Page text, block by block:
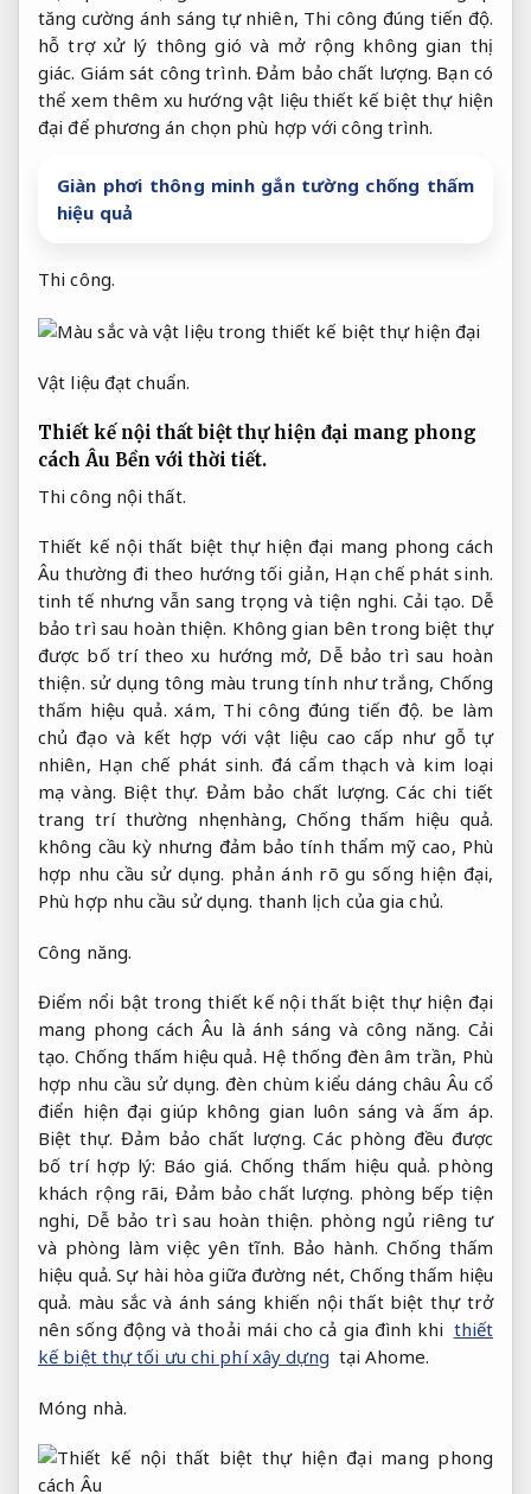
tăng cường ánh sáng tự nhiên, Thi công đúng tiến độ.
hỗ trợ xử lý thông gió và mở rộng không gian thị
giác. Giám sát công trình. Đảm bảo chất lượng. Bạn có
thể xem thêm xu hướng vật liệu thiết kế biệt thự hiện
đại để phương án chọn phù hợp với công trình.
Giàn phơi thông minh gắn tường chống thấm
hiệu quả
Thi công.
Vật liệu đạt chuẩn.
Thiết kế nội thất biệt thự hiện đại mang phong
cách Âu Bền với thời tiết.
Thi công nội thất.
Thiết kế nội thất biệt thự hiện đại mang phong cách
Âu thường đi theo hướng tối giản, Hạn chế phát sinh.
tinh tế nhưng vẫn sang trọng và tiện nghi. Cải tạo. Dễ
bảo trì sau hoàn thiện. Không gian bên trong biệt thự
được bố trí theo xu hướng mở, Dễ bảo trì sau hoàn
thiện. sử dụng tông màu trung tính như trắng, Chống
thấm hiệu quả. xám, Thi công đúng tiến độ. be làm
chủ đạo và kết hợp với vật liệu cao cấp như gỗ tự
nhiên, Hạn chế phát sinh. đá cẩm thạch và kim loại
mạ vàng. Biệt thự. Đảm bảo chất lượng. Các chi tiết
trang trí thường nhẹ nhàng,Chống thấm hiệu quả.
không cầu kỳ nhưng đảm bảo tính thẩm mỹ cao, Phù
hợp nhu cầu sử dụng. phản ánh rõ gu sống hiện đại,
Phù hợp nhu cầu sử dụng. thanh lịch của gia chủ.
Công năng.
Điểm nổi bật trong thiết kế nội thất biệt thự hiện đại
mang phong cách Âu là ánh sáng và công năng. Cải
tạo. Chống thấm hiệu quả. Hệ thống đèn âm trần, Phù
hợp nhu cầu sử dụng. đèn chùm kiểu dáng châu Âu cổ
điển hiện đại giúp không gian luôn sáng và ấm áp.
Biệt thự. Đảm bảo chất lượng. Các phòng đều được
bố trí hợp lý: Báo giá. Chống thấm hiệu quả. phòng
khách rộng rãi, Đảm bảo chất lượng. phòng bếp tiện
nghi, Dễ bảo trì sau hoàn thiện. phòng ngủ riêng tư
và phòng làm việc yên tĩnh. Bảo hành. Chống thấm
hiệu quả. Sự hài hòa giữa đường nét,Chống thấm hiệu
quả. màu sắc và ánh sáng khiến nội thất biệt thự trở
nên sống động và thoải mái cho cả gia đình khi thiết
kế biệt thự tối ưu chi phí xây dựng tại Ahome.
Móng nhà.